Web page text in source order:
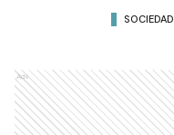
SOCIEDAD
Ads